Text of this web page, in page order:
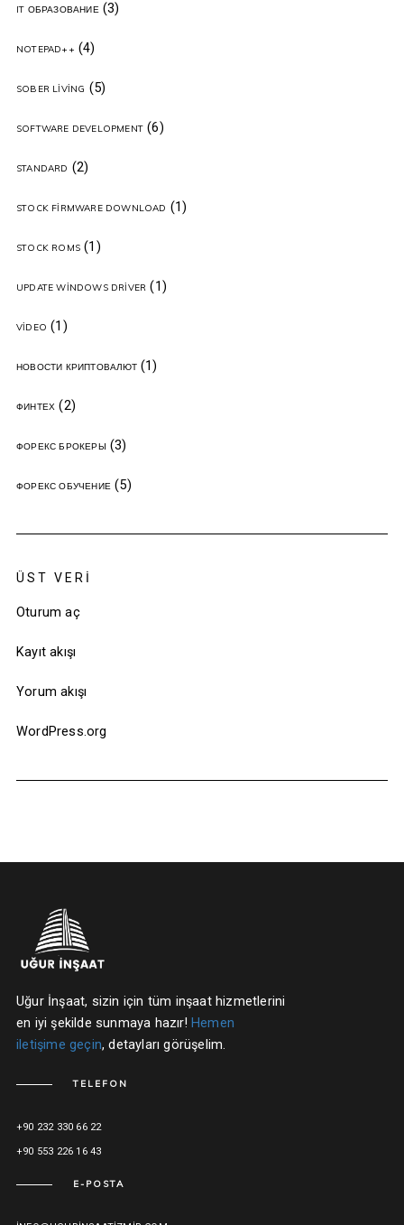
IT ОБРАЗОВАНИЕ(3)
NOTEPAD++ (4)
SOBER LIVING (5)
SOFTWARE DEVELOPMENT(6)
STANDARD (2)
STOCK FIRMWARE DOWNLOAD (1)
STOCK ROMS(1)
UPDATE WINDOWS DRIVER (1)
VIDEO (1)
НОВОСТИ КРИПТОВАЛЮТ(1)
ФИНТЕХ (2)
ФОРЕКС БРОКЕРЫ (3)
ФОРЕКС ОБУЧЕНИЕ(5)
ÜST VERI
Oturum aç
Kayıt akışı
Yorum akışı
WordPress.org
Uğur İnşaat, sizin için tüm inşaat hizmetlerini
en iyi şekilde sunmaya hazır! Hemen
iletişime geçin, detayları görüşelim.
TELEFON
+90 232 330 66 22
+90 553 226 16 43
E-POSTA